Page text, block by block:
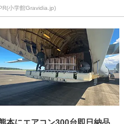
小学館Gravidia.jp)